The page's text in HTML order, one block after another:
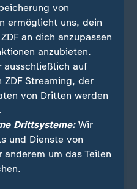
Pfalz
gelten, da die
ihre Ausrichtung eine
öffentlichen Raums
zulässig
hat ein
von
ermöglicht uns, dein
an dich anzupassen
anzubieten.
ausschließlich auf
ZDF Streaming, der
von Dritten werden
Drittsysteme:Wir
und Dienste von
um das Teilen